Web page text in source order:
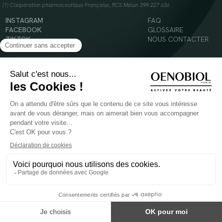
(1) Coopération pharmaceutique Française, RCS Melun 399 227 636
INSTAGRAM
FACEBOOK
TIKTOK
YOUTUBE
FAQ
GLOSSAIRE
NOUS CONTACTER
© 2024 Oenobiol Paris
Mentions légales
Politique en matière de cookies
POUR VOTRE SANTÉ, MANGEZ AU MOINS CINQ FRUITS ET LÉGUMES PAR JOUR -
Les complément alimentaires doivent être utilisés dans le cadre d'un mode de vie sain et
ne pas être utilisés comme substituts d'un régimes alimentaire varié et équilibré.